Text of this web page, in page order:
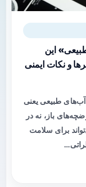
این
و نکات ایمنی
آب‌های طبیعی یعنی
باز، نه در
برای سلامت